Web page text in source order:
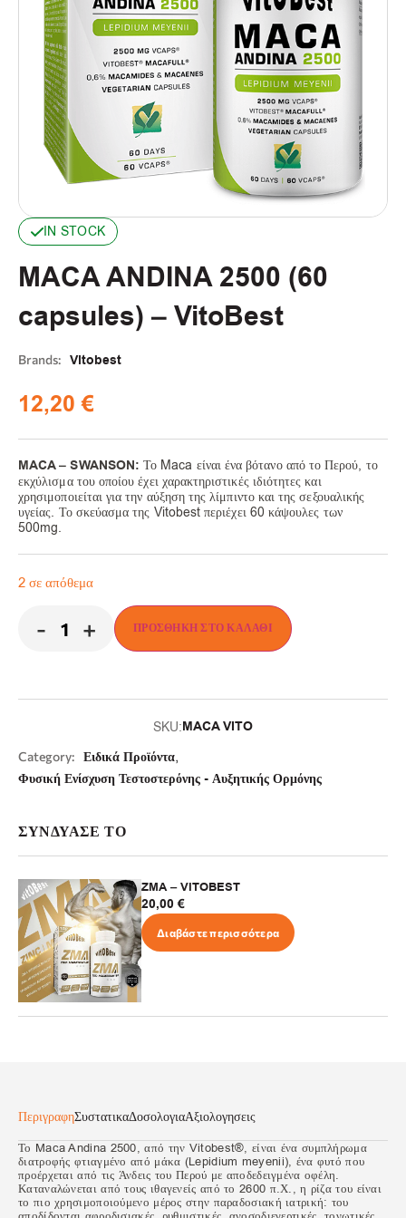
IN STOCK
MACA ANDINA 2500 (60
capsules) – VitoBest
Brands: Vitobest
12,20€
MACA – SWANSON: Το Maca είναι ένα βότανο από το Περού, το
εκχύλισμα του οποίου έχει χαρακτηριστικές ιδιότητες και
χρησιμοποιείται για την αύξηση της λίμπιντο και της σεξουαλικής
υγείας. Το σκεύασμα της Vitobest περιέχει 60 κάψουλες των
500mg.
2 σε απόθεμα
- + ΠΡΟΣΘΉΚΗ ΣΤΟ ΚΑΛΆΘΙ
SKU:MACA VITO
Category: Ειδικά Προϊόντα,
Φυσική Ενίσχυση Τεστοστερόνης - Αυξητικής Ορμόνης
ΣΥΝΔΥΑΣΕ ΤΟ
ZMA – VITOBEST
20,00 €
Διαβάστε περισσότερα
ΠεριγραφηΣυστατικαΔοσολογιαΑξιολογησεις
Το Maca Andina 2500, από την Vitobest®, είναι ένα συμπλήρωμα
διατροφής φτιαγμένο από μάκα (Lepidium meyenii), ένα φυτό που
προέρχεται από τις Άνδεις του Περού με αποδεδειγμένα οφέλη.
Καταναλώνεται από τους ιθαγενείς από το 2600 π.Χ., η ρίζα του είναι
το πιο χρησιμοποιούμενο μέρος στην παραδοσιακή ιατρική: του